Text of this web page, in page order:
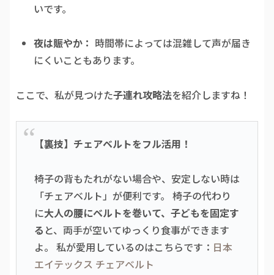
いです。
夜は賑やか： 時間帯によっては混雑して声が届き
にくいこともあります。
ここで、私が見つけた子連れ攻略法を紹介しますね！
【裏技】チェアベルトをフル活用！
椅子の背もたれがない場合や、安定しない時は
「チェアベルト」が便利です。 椅子の代わり
に大人の腰にベルトを巻いて、子どもを固定す
る と、両手が空いてゆっくり食事ができます
よ。 私が愛用しているのはこちらです： 日本
エイテックス チェアベルト